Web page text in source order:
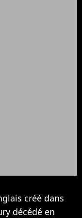
créé dans
décédé en